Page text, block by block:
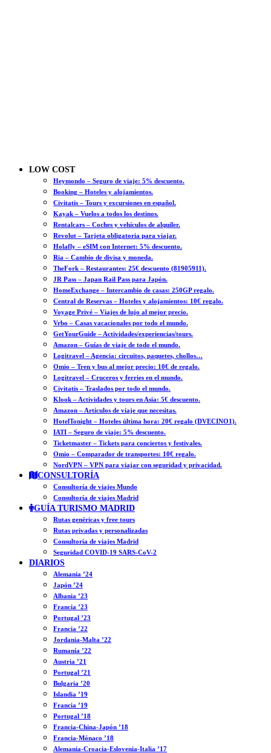
LOW COST
Heymondo – Seguro de viaje: 5% descuento.
Booking – Hoteles y alojamientos.
Civitatis – Tours y excursiones en español.
Kayak – Vuelos a todos los destinos.
Rentalcars – Coches y vehículos de alquiler.
Revolut – Tarjeta obligatoria para viajar.
Holafly – eSIM con Internet: 5% descuento.
Ria – Cambio de divisa y moneda.
TheFork – Restaurantes: 25€ descuento (81905911).
JR Pass – Japan Rail Pass para Japón.
HomeExchange – Intercambio de casas: 250GP regalo.
Central de Reservas – Hoteles y alojamientos: 10€ regalo.
Voyage Privé – Viajes de lujo al mejor precio.
Vrbo – Casas vacacionales por todo el mundo.
GetYourGuide – Actividades/experiencias/tours.
Amazon – Guías de viaje de todo el mundo.
Logitravel – Agencia: circuitos, paquetes, chollos…
Omio – Tren y bus al mejor precio: 10€ de regalo.
Logitravel – Cruceros y ferries en el mundo.
Civitatis – Traslados por todo el mundo.
Klook – Actividades y tours en Asia: 5€ descuento.
Amazon – Artículos de viaje que necesitas.
HotelTonight – Hoteles última hora: 20€ regalo (DVECINO1).
IATI – Seguro de viaje: 5% descuento.
Ticketmaster – Tickets para conciertos y festivales.
Omio – Comparador de transportes: 10€ regalo.
NordVPN – VPN para viajar con seguridad y privacidad.
CONSULTORÍA
Consultoría de viajes Mundo
Consultoría de viajes Madrid
GUÍA TURISMO MADRID
Rutas genéricas y free tours
Rutas privadas y personalizadas
Consultoría de viajes Madrid
Seguridad COVID-19 SARS-CoV-2
DIARIOS
Alemania ’24
Japón ’24
Albania ’23
Francia ’23
Portugal ’23
Francia ’22
Jordania-Malta ’22
Rumanía ’22
Austria ’21
Portugal ’21
Bulgaria ’20
Islandia ’19
Francia ’19
Portugal ’18
Francia-China-Japón ’18
Francia-Mónaco ’18
Alemania-Croacia-Eslovenia-Italia ’17